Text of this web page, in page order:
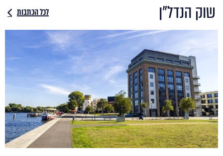
שוק הנדל"ן לכל הכתבות